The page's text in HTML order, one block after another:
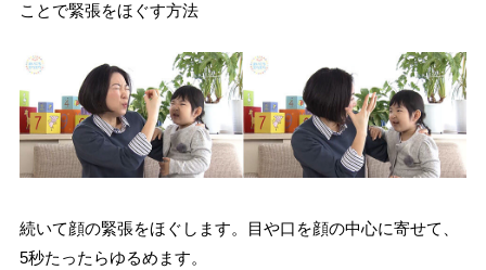
ことで緊張をほぐす方法
続いて顔の緊張をほぐします。目や口を顔の中心に寄せて、
5秒たったらゆるめます。